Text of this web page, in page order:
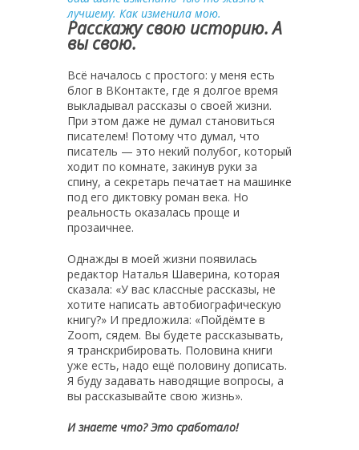
лучшему. Как изменила мою.
Расскажу свою историю. А
вы свою.
Всё началось с простого: у меня есть
блог в ВКонтакте, где я долгое время
выкладывал рассказы о своей жизни.
При этом даже не думал становиться
писателем! Потому что думал, что
писатель — это некий полубог, который
ходит по комнате, закинув руки за
спину, а секретарь печатает на машинке
под его диктовку роман века. Но
реальность оказалась проще и
прозаичнее.
Однажды в моей жизни появилась
редактор Наталья Шаверина, которая
сказала: «У вас классные рассказы, не
хотите написать автобиографическую
книгу?» И предложила: «Пойдёмте в
Zoom, сядем. Вы будете рассказывать,
я транскрибировать. Половина книги
уже есть, надо ещё половину дописать.
Я буду задавать наводящие вопросы, а
вы рассказывайте свою жизнь».
И знаете что? Это сработало!